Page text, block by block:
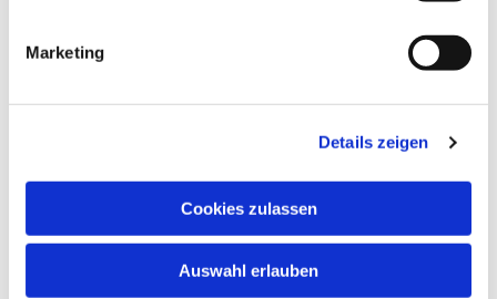
Marketing
Details zeigen
Cookies zulassen
Auswahl erlauben
Dies könnte Sie auch